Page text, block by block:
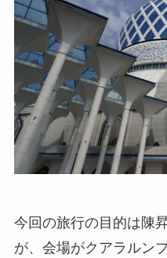
今回の旅行の目的は陳
が、会場がクアラルン